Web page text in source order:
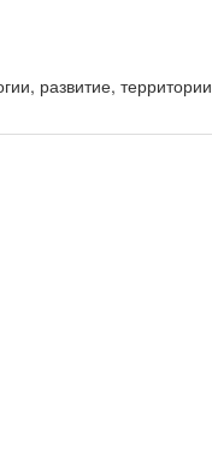
развитие, территории